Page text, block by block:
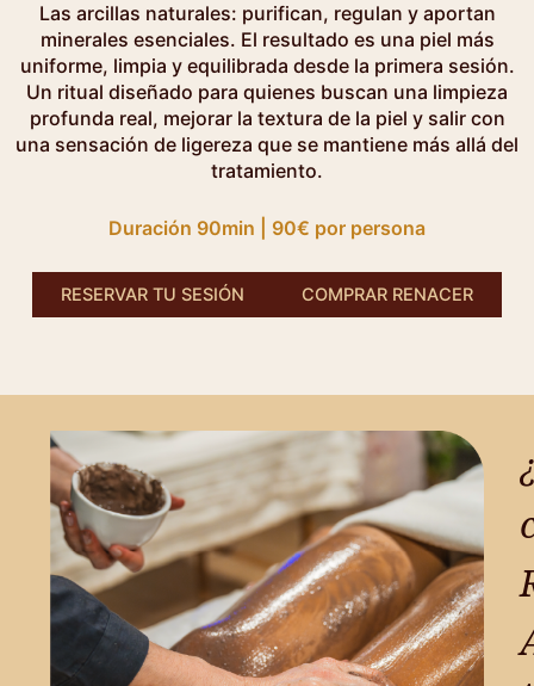
Las arcillas naturales: purifican, regulan y aportan
minerales esenciales. El resultado es una piel más
uniforme, limpia y equilibrada desde la primera sesión.
Un ritual diseñado para quienes buscan una limpieza
profunda real, mejorar la textura de la piel y salir con
una sensación de ligereza que se mantiene más allá del
tratamiento.
Duración 90min | 90€ por persona
RESERVAR TU SESIÓN COMPRAR RENACER